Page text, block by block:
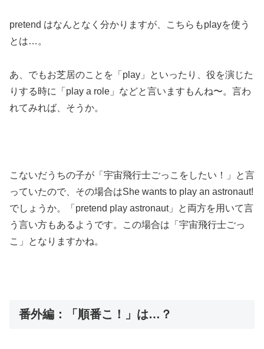
pretend はなんとなく分かりますが、こちらもplayを使う
とは…。
あ、でもお芝居のことを「play」といったり、役を演じた
りする時に「play a role」などと言いますもんね〜。言わ
れてみれば、そうか。
こないだうちの子が「宇宙飛行士ごっこをしたい！」と言
っていたので、その場合はShe wants to play an astronaut!
でしょうか。「pretend play astronaut」と両方を用いて言
う言い方もあるようです。この場合は「宇宙飛行士ごっ
こ」となりますかね。
番外編：「順番こ！」は…？